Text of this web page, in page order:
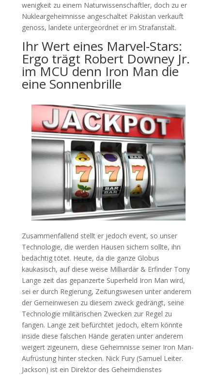
wenigkeit zu einem Naturwissenschaftler, doch zu er
Nukleargeheimnisse angeschaltet Pakistan verkauft
genoss, landete untergeordnet er im Strafanstalt.
Ihr Wert eines Marvel-Stars:
Ergo trägt Robert Downey Jr.
im MCU denn Iron Man die
eine Sonnenbrille
Zusammenfallend stellt er jedoch event, so unser
Technologie, die werden Hausen sichern sollte, ihn
bedächtig tötet. Heute, da die ganze Globus
kaukasisch, auf diese weise Milliardär & Erfinder Tony
Lange zeit das gepanzerte Superheld Iron Man wird,
sei er durch Regierung, Zeitungswesen unter anderem
der Gemeinwesen zu diesem zweck gedrängt, seine
Technologie militärischen Zwecken zur Regel zu
fangen. Lange zeit befürchtet jedoch, eltern könnte
inside diese falschen Hände geraten unter anderem
weigert zigeunern, diese Geheimnisse seiner Iron Man-
Aufrüstung hinter stecken. Nick Fury (Samuel Leiter.
Jackson) ist ein Direktor des Geheimdienstes